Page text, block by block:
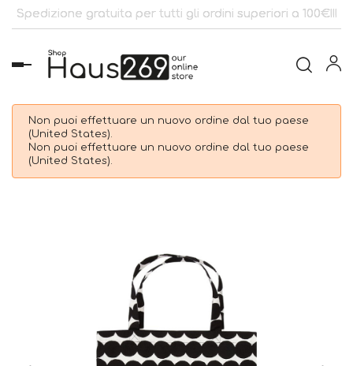
Spedizione gratuita per tutti gli ordini superiori a 100€!!!
navigazione
Non puoi effettuare un nuovo ordine dal tuo paese
(United States).
Non puoi effettuare un nuovo ordine dal tuo paese
(United States).